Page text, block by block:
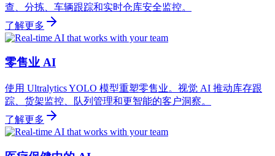
查、分拣、车辆跟踪和实时仓库安全监控。
了解更多
零售业 AI
使用 Ultralytics YOLO 模型重塑零售业。视觉 AI 推动库存跟
踪、货架监控、队列管理和更智能的客户洞察。
了解更多